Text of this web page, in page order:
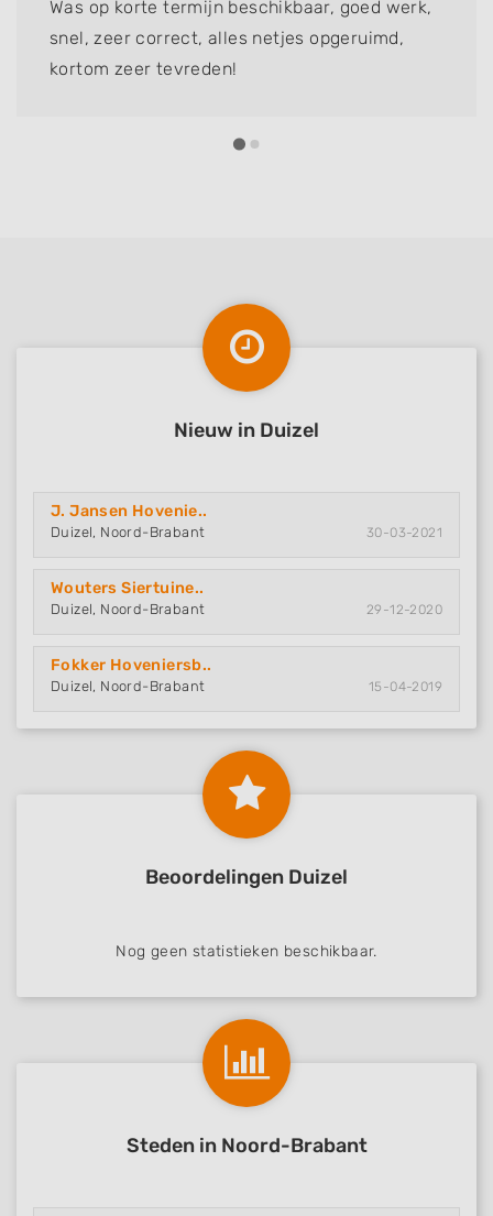
Was op korte termijn beschikbaar, goed werk,
snel, zeer correct, alles netjes opgeruimd,
kortom zeer tevreden!
Nieuw in Duizel
J. Jansen Hovenie..
Duizel, Noord-Brabant 30-03-2021
Wouters Siertuine..
Duizel, Noord-Brabant 29-12-2020
Fokker Hoveniersb..
Duizel, Noord-Brabant 15-04-2019
Beoordelingen Duizel
Nog geen statistieken beschikbaar.
Steden in Noord-Brabant